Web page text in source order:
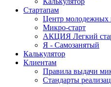
Стартапам
Центр молодежных
Микро-старт
АКЦИЯ Легкий
Я - Самозанятый
Калькулятор
Клиентам
Правила выдачи
Стандарты